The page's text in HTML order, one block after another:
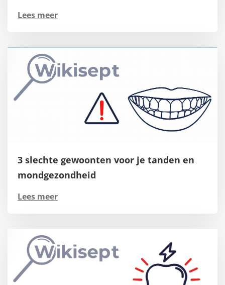
Lees meer
3 slechte gewoonten voor je tanden en
mondgezondheid
Lees meer